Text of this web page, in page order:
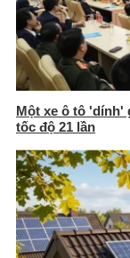
Một xe ô tô 'dính'
tốc độ 21 lần